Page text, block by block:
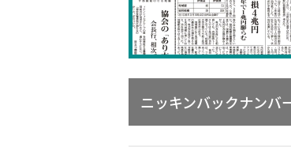
ニッキンバックナンバ